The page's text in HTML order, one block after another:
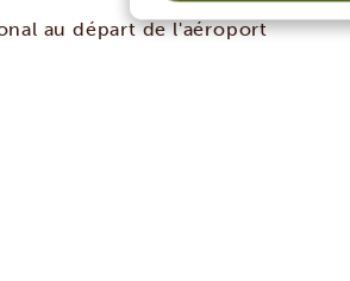
au départ de l'aéroport